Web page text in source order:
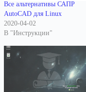
Все альтернативы САПР
AutoCAD для Linux
2020-04-02
В "Инструкции"